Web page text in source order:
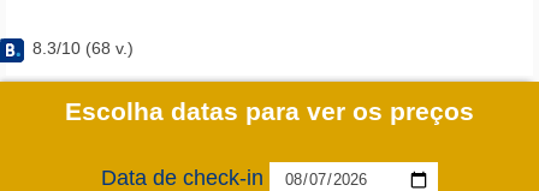
8.3/10 (68 v.)
Escolha datas para ver os preços
Data de check-in